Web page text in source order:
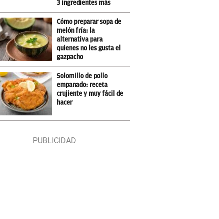
3 ingredientes más
Cómo preparar sopa de
melón fría: la
alternativa para
quienes no les gusta el
gazpacho
Solomillo de pollo
empanado: receta
crujiente y muy fácil de
hacer